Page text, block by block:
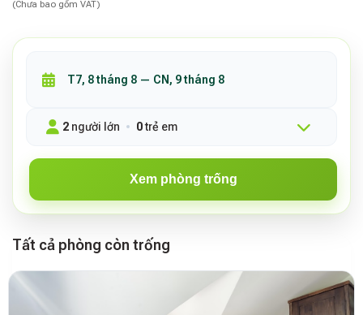
(Chưa bao gồm VAT)
2 người lớn 0trẻ em
Xem phòng trống
Tất cả phòng còn trống